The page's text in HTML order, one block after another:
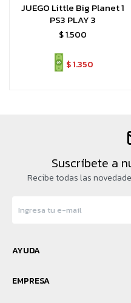
JUEGO Little Big Planet 1
PS3 PLAY 3
$1.500
$1.350
Suscríbete a
Recibe todas las
AYUDA
EMPRESA